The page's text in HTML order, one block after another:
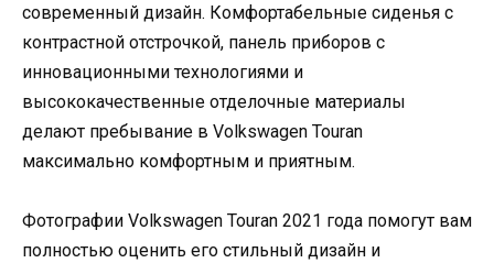
современный дизайн. Комфортабельные сиденья с
контрастной отстрочкой, панель приборов с
инновационными технологиями и
высококачественные отделочные материалы
делают пребывание в Volkswagen Touran
максимально комфортным и приятным.
Фотографии Volkswagen Touran 2021 года помогут вам
полностью оценить его стильный дизайн и